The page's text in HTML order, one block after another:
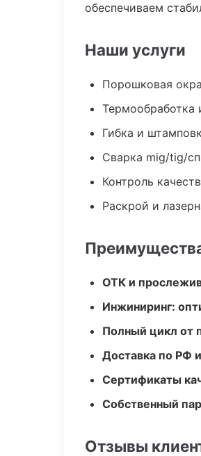
обеспечиваем
Наши услуги
Порошковая
Термообработка
Гибка и
Сварка mig/tig/сп
Контроль
Раскрой и
ОТК и
Инжиниринг:
Полный цикл от
Доставка по РФ
Сертификаты
Собственный
Отзывы